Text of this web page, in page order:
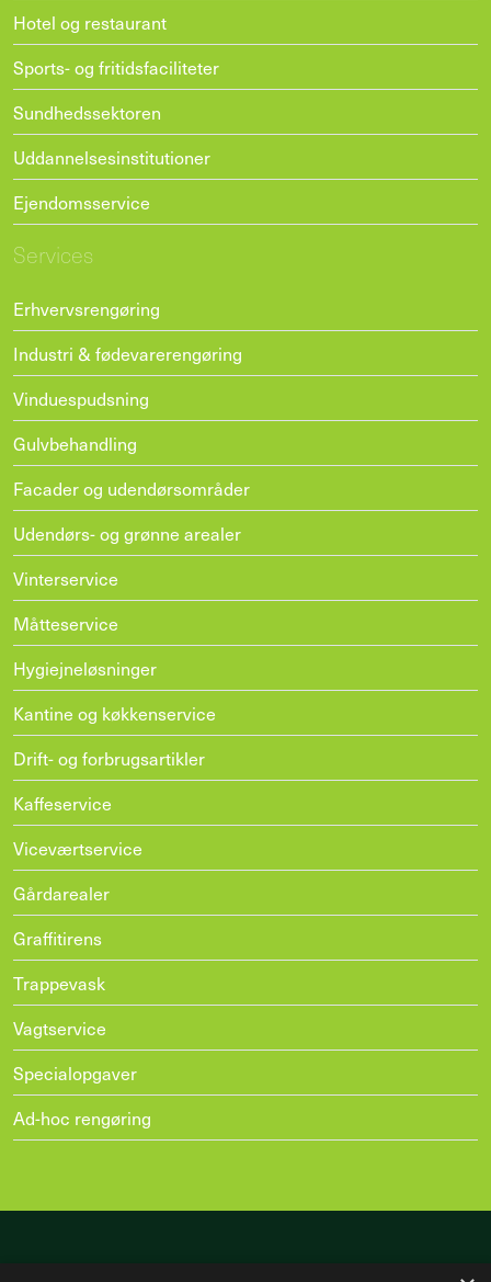
Hotel og restaurant
Sports- og fritidsfaciliteter
Sundhedssektoren
Uddannelsesinstitutioner
Ejendomsservice
Services
Erhvervsrengøring
Industri & fødevarerengøring
Vinduespudsning
Gulvbehandling
Facader og udendørsområder
Udendørs- og grønne arealer
Vinterservice
Måtteservice
Hygiejneløsninger
Kantine og køkkenservice
Drift- og forbrugsartikler
Kaffeservice
Viceværtservice
Gårdarealer
Graffitirens
Trappevask
Vagtservice
Specialopgaver
Ad-hoc rengøring